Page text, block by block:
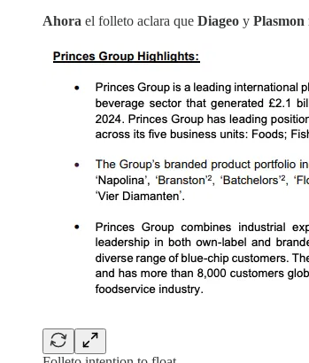
Ahora el folleto aclara que Diageo y Plasmon